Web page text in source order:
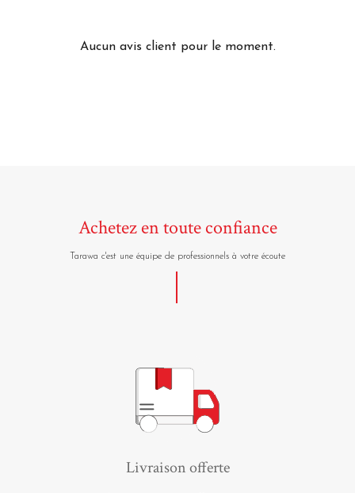
Aucun avis client pour le moment.
Achetez en toute confiance
Tarawa c'est une équipe de professionnels à votre écoute
Livraison offerte